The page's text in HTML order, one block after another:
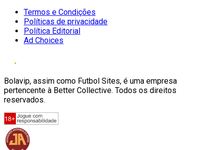
Termos e Condições
Políticas de privacidade
Política Editorial
Ad Choices
Bolavip, assim como Futbol Sites, é uma empresa
pertencente à Better Collective. Todos os direitos
reservados.